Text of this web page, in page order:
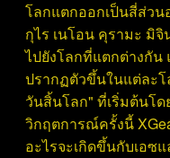
โลกแตกออกเป็นสี่ส่วน
กุไร เนโอน คุรามะ มิ
ไปยังโลกที่แตกต่างกัน
ปรากฏตัวขึ้นในแต่ละโ
วันสิ้นโลก" ที่เริ่มต้นโ
วิกฤตการณ์ครั้งนี้
อะไรจะเกิดขึ้นกับเอซ